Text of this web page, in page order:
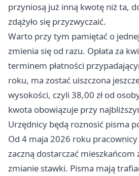
przyniosą już inną kwotę niż ta,
zdążyło się przyzwyczaić.
Warto przy tym pamiętać o
zmienia się od razu. Opłata za
terminem płatności
roku, ma zostać uiszczona
wysokości, czyli 38,00 zł od
kwota obowiązuje przy
Urzędnicy będą roznosić pisma
Od 4 maja 2026 roku
zaczną dostarczać mieszkańcom
zmianie stawki. Pisma mają